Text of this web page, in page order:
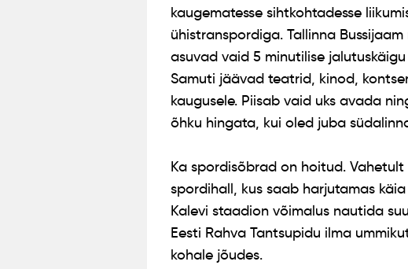
kaugematesse sihtkohtadesse
ühistranspordiga. Tallinna
asuvad vaid 5 minutilise jalutuskäigu
Samuti jäävad teatrid, kinod,
kaugusele. Piisab vaid uks avada
õhku hingata, kui oled juba
Ka spordisõbrad on hoitud.
spordihall, kus saab harjutamas
Kalevi staadion võimalus nautida
Eesti Rahva Tantsupidu ilma
kohale jõudes.